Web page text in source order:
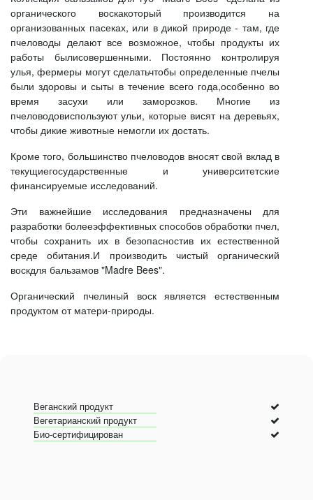
органического воскакоторый производится на
организованных пасеках, или в дикой природе - там, где
пчеловоды делают все возможное, чтобы продукты их
работы былисовершенными. Постоянно контролируя
улья, фермеры могут сделатьчтобы определенные пчелы
были здоровы и сыты в течение всего года,особенно во
время засухи или заморозков. Многие из
пчеловодовиспользуют ульи, которые висят на деревьях,
чтобы дикие животные немогли их достать.
Кроме того, большинство пчеловодов вносят свой вклад в
текущиегосударственные и университетские
финансируемые исследований.
Эти важнейшие исследования предназначены для
разработки болееэффективных способов обработки пчел,
чтобы сохранить их в безопасностив их естественной
среде обитания.И производить чистый органический
воскдля бальзамов "Madre Bees".
Органический пчелиный воск является естественным
продуктом от матери-природы.
Веганский продукт
Вегетарианский продукт
Био-сертифицирован